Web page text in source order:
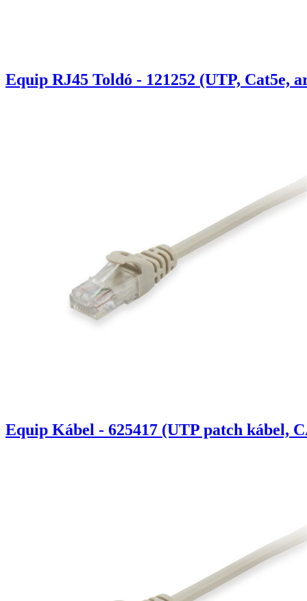
Equip RJ45 Toldó - 121252 (UTP, Cat5e,
Equip Kábel - 625417 (UTP patch kábel,